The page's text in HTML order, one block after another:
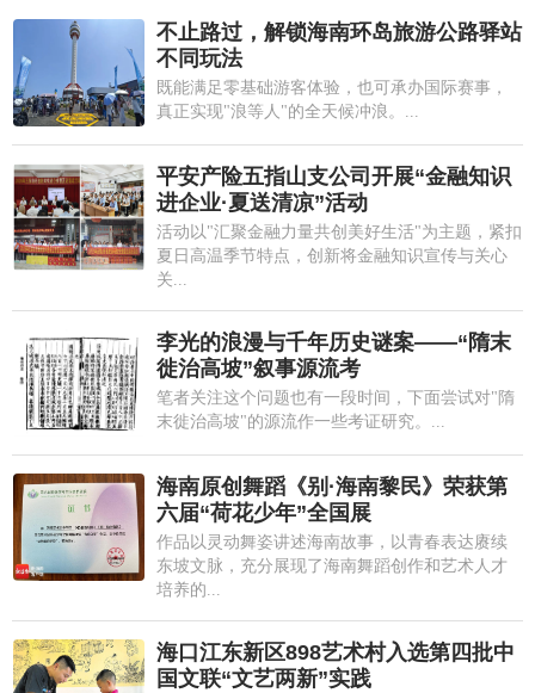
不止路过，解锁海南环岛旅游公路驿站
不同玩法
既能满足零基础游客体验，也可承办国际赛事，
真正实现"浪等人"的全天候冲浪。...
平安产险五指山支公司开展“金融知识
进企业·夏送清凉”活动
活动以"汇聚金融力量共创美好生活"为主题，紧扣
夏日高温季节特点，创新将金融知识宣传与关心
关...
李光的浪漫与千年历史谜案——“隋末
徙治高坡”叙事源流考
笔者关注这个问题也有一段时间，下面尝试对"隋
末徙治高坡"的源流作一些考证研究。...
海南原创舞蹈《别·海南黎民》荣获第
六届“荷花少年”全国展
作品以灵动舞姿讲述海南故事，以青春表达赓续
东坡文脉，充分展现了海南舞蹈创作和艺术人才
培养的...
海口江东新区898艺术村入选第四批中
国文联“文艺两新”实践